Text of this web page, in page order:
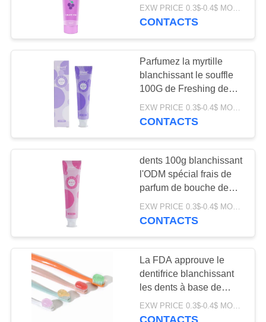
QUALITÉ
CONTACTEZ-
DEMANDEZ
CITATION
POLITIQUE
MATIÈRE
saveur de fruits pour
tous les âges
EXW PRICE 0.3$-0.4$ MOQ:10000sets
CONTACTS
Parfumez la myrtille
blanchissant le souffle
100G de Freshing de
pâte dentifrice de saveur
de fruit
CONTACTS
dents 100g blanchissant
l'ODM spécial frais de
parfum de bouche de
pâte dentifrice de saveur
de fruit
EXW PRICE 0.3$-0.4$ MOQ:500pcs-30000pcs
CONTACTS
La FDA approuve le
dentifrice blanchissant
les dents à base de
plantes et de fruits pour
tous les âges
EXW PRICE 0.3$-0.4$ MOQ:10000sets